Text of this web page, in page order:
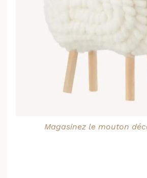
Magasinez le mouton